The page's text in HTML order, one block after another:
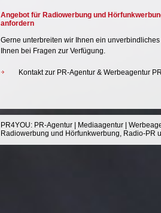
Angebot für Radiowerbung und
anfordern
Gerne unterbreiten wir Ihnen ein
Ihnen bei Fragen zur Verfügung.
Kontakt zur PR-Agentur & Werbeagentur
PR4YOU: PR-Agentur Mediaagentur
Radiowerbung und Hörfunkwerbung, Radio-PR